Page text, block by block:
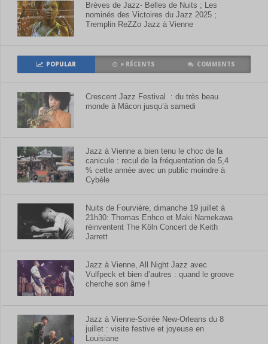
Brèves de Jazz- Belles de Nuits ; Les
nominés des Victoires du Jazz 2025 ;
Tremplin ReZZo Jazz à Vienne
POPULAR + RÉCENTS COMMENTS
Crescent Jazz Festival : du très beau
monde à Mâcon jusqu’à samedi
Jazz à Vienne a bien tenu le choc de la
canicule : recul de la fréquentation de 5,4
% cette année avec un public moindre à
Cybèle
Nuits de Fourvière, dimanche 19 juillet à
21h30: Thomas Enhco et Maki Namekawa
réinventent The Köln Concert de Keith
Jarrett
Jazz à Vienne, All Night Jazz avec
Vulfpeck et bien d’autres : quand le groove
cherche son âme !
Jazz à Vienne-Soirée New-Orleans du 8
juillet : visite festive et joyeuse en
Louisiane